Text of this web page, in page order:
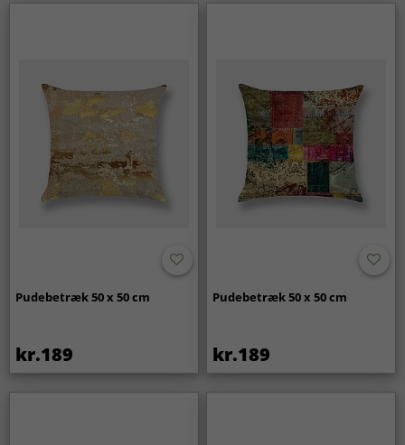
Pudebetræk 50 x 50 cm
kr.189
Pudebetræk 50 x 50 cm
kr.189